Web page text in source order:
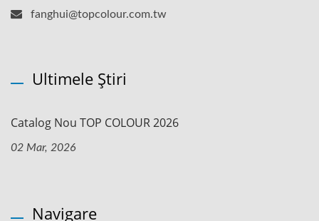
fanghui@topcolour.com.tw
Ultimele Știri
Catalog Nou TOP COLOUR 2026
02 Mar, 2026
Navigare